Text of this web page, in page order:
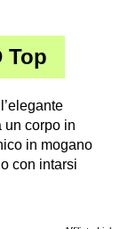
Top
un corpo in
in mogano
con intarsi